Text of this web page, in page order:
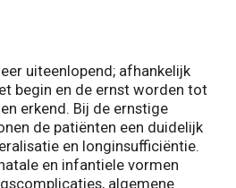
uiteenlopend; afhankelijk
begin en de ernst worden tot
erkend. Bij de ernstige
de patiënten een duidelijk
en longinsufficiëntie.
en infantiele vormen
algemene